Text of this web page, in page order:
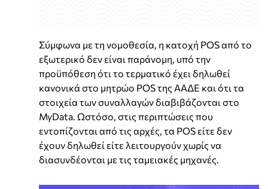
Σύμφωνα με τη νομοθεσία, η κατοχή POS από το
εξωτερικό δεν είναι παράνομη, υπό την
προϋπόθεση ότι το τερματικό έχει δηλωθεί
κανονικά στο μητρώο POS της ΑΑΔΕ και ότι τα
στοιχεία των συναλλαγών διαβιβάζονται στο
MyData. Ωστόσο, στις περιπτώσεις που
εντοπίζονται από τις αρχές, τα POS είτε δεν
έχουν δηλωθεί είτε λειτουργούν χωρίς να
διασυνδέονται με τις ταμειακές μηχανές.